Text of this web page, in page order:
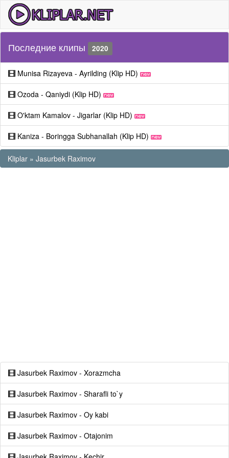
Последние клипы 2020
Munisa Rizayeva - Ayrilding (Klip HD)
Ozoda - Qaniydi (Klip HD)
O'ktam Kamalov - Jigarlar (Klip HD)
Kaniza - Boringga Subhanallah (Klip HD)
Kliplar » Jasurbek Raximov
Jasurbek Raximov - Xorazmcha
Jasurbek Raximov - Sharafli to`y
Jasurbek Raximov - Oy kabi
Jasurbek Raximov - Otajonim